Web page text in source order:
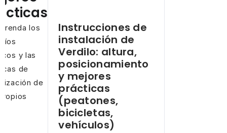
los
y las
de
de
Instrucciones de
instalación de
Verdilo: altura,
posicionamiento
y mejores
prácticas
(peatones,
bicicletas,
vehículos)